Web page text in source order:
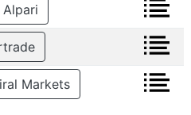
Alpari
Markets